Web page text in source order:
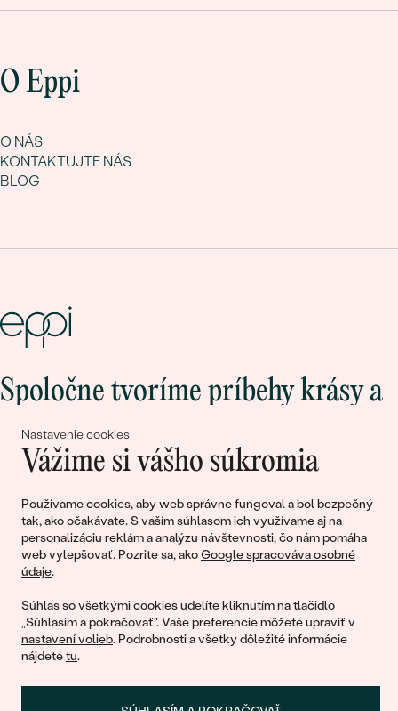
Nastavenie cookies
Vážime si vášho súkromia
Používame cookies, aby web správne fungoval a bol bezpečný
tak, ako očakávate. S vaším súhlasom ich využívame aj na
personalizáciu reklám a analýzu návštevnosti, čo nám pomáha
web vylepšovať. Pozrite sa, akoGoogle spracováva osobné
údaje.
Súhlas so všetkými cookies udelíte kliknutím na tlačidlo
„Súhlasím a pokračovať". Vaše preferencie môžete upraviť v
nastavení volieb. Podrobnosti a všetky dôležité informácie
nájdetetu.
O Eppi
O NÁS
KONTAKTUJTE NÁS
BLOG
Spoločne tvoríme príbehy krásy a
lásky
Pripojte sa k nám!
© 2011 - 2026, Eppi.sk